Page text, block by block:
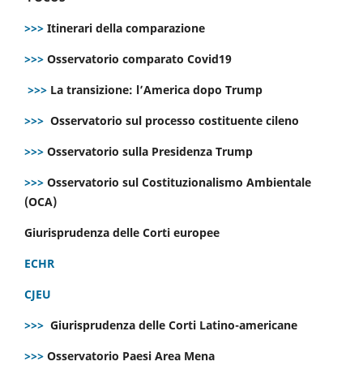
>>> Itinerari della comparazione
>>> Osservatorio comparato Covid19
>>> La transizione: l’America dopo Trump
>>> Osservatorio sul processo costituente cileno
>>> Osservatorio sulla Presidenza Trump
>>> Osservatorio sul Costituzionalismo Ambientale
(OCA)
Giurisprudenza delle Corti europee
ECHR
CJEU
>>> Giurisprudenza delle Corti Latino-americane
>>> Osservatorio Paesi Area Mena